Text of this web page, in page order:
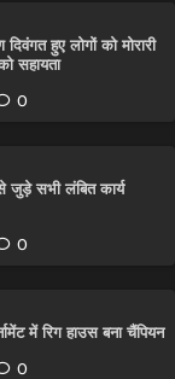
हुए लोगों को मोरारी
सहायता
0
जुड़े सभी लंबित कार्य
0
में रिग हाउस बना चैंपियन
0